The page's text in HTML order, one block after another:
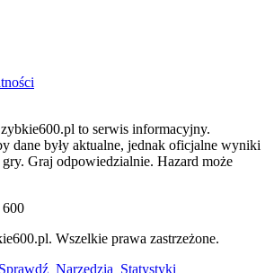
to serwis informacyjny.
dane były aktualne, jednak oficjalne wyniki
Graj odpowiedzialnie. Hazard może
Wszelkie prawa zastrzeżone.
Sprawdź Narzędzia Statystyki